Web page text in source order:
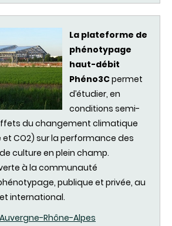
La plateforme de
phénotypage
haut-débit
Phéno3Cpermet
d’étudier, en
conditions semi-
du changement climatique
et CO2) surla performance des
culture en plein champ.
à la communauté
, publique et privée, au
international.
Auvergne-Rhône-Alpes